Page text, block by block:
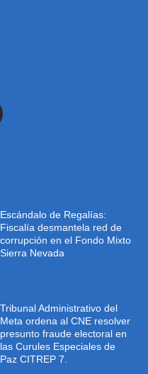
Escándalo de Regalías:
Fiscalía desmantela red de
corrupción en el Fondo Mixto
Sierra Nevada
Tribunal Administrativo del
Meta ordena al CNE resolver
presunto fraude electoral en
las Curules Especiales de
Paz CITREP 7.